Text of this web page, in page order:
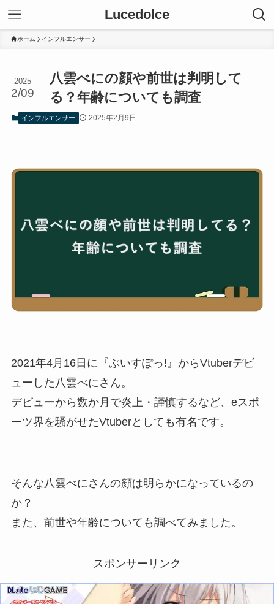
Lucedolce
ホーム インフルエンサー
八雲べにの顔や前世は判明して
る？年齢についても調査
2025
2/09
インフルエンサー 2025年2月9日
2021年4月16日に『ぶいすぽっ!』からVtuberデビ
ューした八雲べにさん。
デビューから数か月で炎上・謹慎するなど、eスポ
ーツ界を騒がせたVtuberとしても有名です。
そんな八雲べにさんの顔は明らかになっているの
か？
また、前世や年齢についても調べてみました。
スポンサーリンク